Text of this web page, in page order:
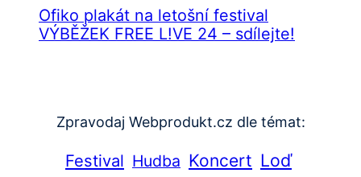
Ofiko plakát na letošní festival
VÝBĚŽEK FREE L!VE 24 – sdílejte!
Zpravodaj Webprodukt.cz dle témat:
Festival Hudba Koncert Loď